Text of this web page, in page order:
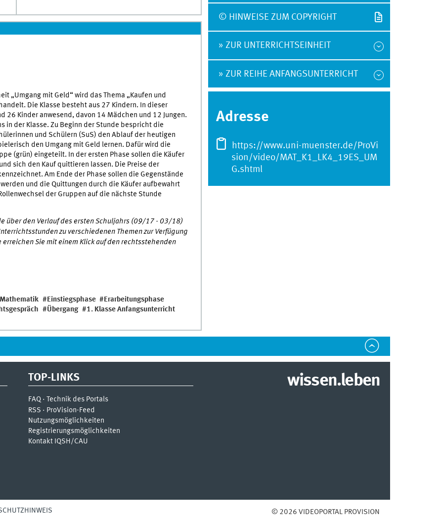
„Umgang mit Geld“ wird das Thema „Kaufen und
Die Klasse besteht aus 27 Kindern. In dieser
26 Kinder anwesend, davon 14 Mädchen und 12 Jungen.
in der Klasse. Zu Beginn der Stunde bespricht die
und Schülern (SuS) den Ablauf der heutigen
den Umgang mit Geld lernen. Dafür wird die
(grün) eingeteilt. In der ersten Phase sollen die Käufer
sich den Kauf quittieren lassen. Die Preise der
Am Ende der Phase sollen die Gegenstände
und die Quittungen durch die Käufer aufbewahrt
der Gruppen auf die nächste Stunde
über den Verlauf des ersten Schuljahrs (09/17 - 03/18)
zu verschiedenen Themen zur Verfügung
Sie mit einem Klick auf den rechtsstehenden
Mathematik Einstiegsphase
Erarbeitungsphase
Übergang 1. Klasse Anfangsunterricht
© HINWEISE ZUM COPYRIGHT
» ZUR UNTERRICHTSEINHEIT
» ZUR REIHE ANFANGSUNTERRICHT
Adresse
https://www.uni-muenster.de/ProVi
sion/video/MAT_K1_LK4_19ES_UM
G.shtml
TOP-LINKS
FAQ · Technik des Portals
RSS · ProVision-Feed
Nutzungsmöglichkeiten
Registrierungsmöglichkeiten
Kontakt IQSH/CAU
wissen.leben
© 2026 VIDEOPORTAL PROVISION